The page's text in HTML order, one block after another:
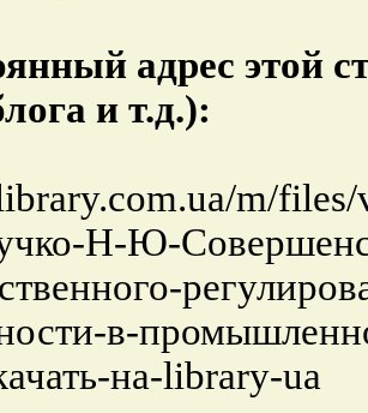
адрес этой
и т.д.):
m/
Н-Ю-
в-
на-library-ua